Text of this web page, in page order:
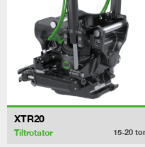
XTR20
Tiltrotator 15-20